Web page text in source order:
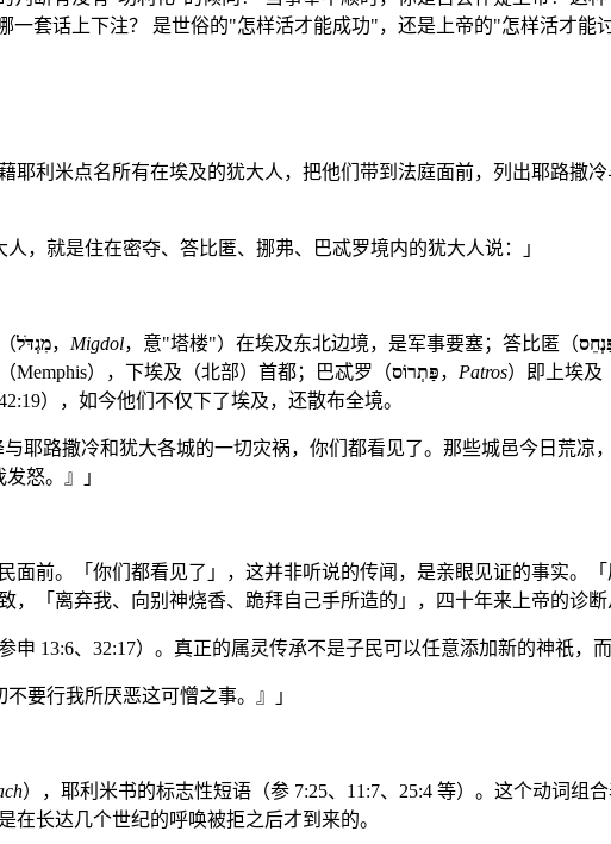
一套话上下注？ 是世俗的"怎样活才能成功"，还是上帝的"怎样活才
耶利米点名所有在埃及的犹大人，把他们带到法庭面前，列出耶路撒
，就是住在密夺、答比匿、挪弗、巴忒罗境内的犹大人说：」
מִגְדֹּל， Migdol，意"塔楼"）在埃及东北边境，是军事要塞；答比匿（
Memphis），下埃及（北部）首都；巴忒罗（פַּתְרוֹס， Patros）即上埃及
），如今他们不仅下了埃及，还散布全境。
耶路撒冷和犹大各城的一切灾祸，你们都看见了。那些城邑今日荒凉
怒。』」
面前。「你们都看见了」，这并非听说的传闻，是亲眼见证的事实。
「离弃我、向别神烧香、跪拜自己手所造的」，四十年来上帝的诊断
申 13:6、32:17）。真正的属灵传承不是子民可以任意添加新的神祇，
要行我所厌恶这可憎之事。』」
），耶利米书的标志性短语（参 7:25、11:7、25:4 等）。这个动词
长达几个世纪的呼唤被拒之后才到来的。